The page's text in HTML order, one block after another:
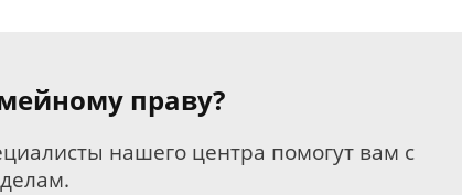
праву?
нашего центра помогут вам с